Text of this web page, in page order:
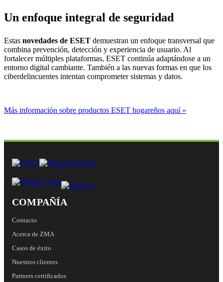
Un enfoque integral de seguridad
Estas novedades de ESET demuestran un enfoque transversal que
combina prevención, detección y experiencia de usuario. Al
fortalecer múltiples plataformas, ESET continúa adaptándose a un
entorno digital cambiante. También a las nuevas formas en que los
ciberdelincuentes intentan comprometer sistemas y datos.
Más información sobre productos ESET hogareños aquí »
COMPAÑÍA
Contacto
Acerca de ZMA
Casos de éxito
Nuestros clientes
Partners certificados